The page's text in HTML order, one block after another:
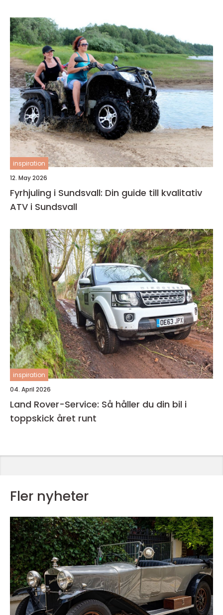
inspiration
12. May 2026
Fyrhjuling i Sundsvall: Din guide till kvalitativ
ATV i Sundsvall
inspiration
04. April 2026
Land Rover-Service: Så håller du din bil i
toppskick året runt
Fler nyheter